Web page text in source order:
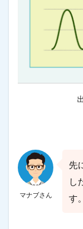
マナブさん
先
し
す。